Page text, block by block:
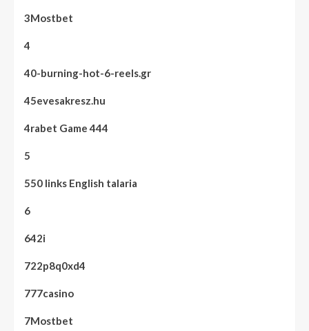
3Mostbet
4
40-burning-hot-6-reels.gr
45evesakresz.hu
4rabet Game 444
5
550 links English talaria
6
642i
722p8q0xd4
777casino
7Mostbet